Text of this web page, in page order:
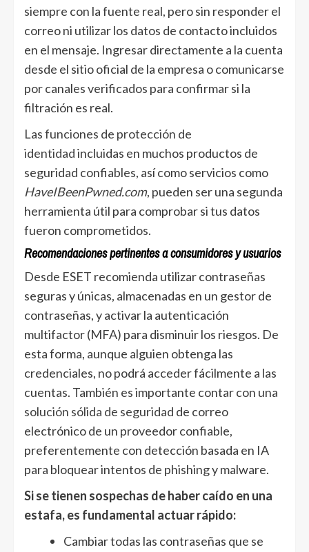
siempre con la fuente real, pero sin responder el
correo ni utilizar los datos de contacto incluidos
en el mensaje. Ingresar directamente a la cuenta
desde el sitio oficial de la empresa o comunicarse
por canales verificados para confirmar si la
filtración es real.
Lasfunciones de protección de
identidadincluidas en muchos productos de
seguridad confiables, así como servicios como
HaveIBeenPwned.com, pueden ser una segunda
herramienta útil para comprobar si tus datos
fueron comprometidos.
Recomendaciones pertinentes a consumidores y usuarios
Desde ESET recomienda utilizar contraseñas
seguras y únicas, almacenadas en un gestor de
contraseñas, y activar la autenticación
multifactor (MFA) para disminuir los riesgos. De
esta forma, aunque alguien obtenga las
credenciales, no podrá acceder fácilmente a las
cuentas. También es importante contar con una
solución sólida de seguridad de correo
electrónico de un proveedor confiable,
preferentemente con detección basada en IA
para bloquear intentos de phishing y malware.
Si se tienen sospechas de haber caído en una
estafa, es fundamental actuar rápido:
Cambiar todas las contraseñas que se